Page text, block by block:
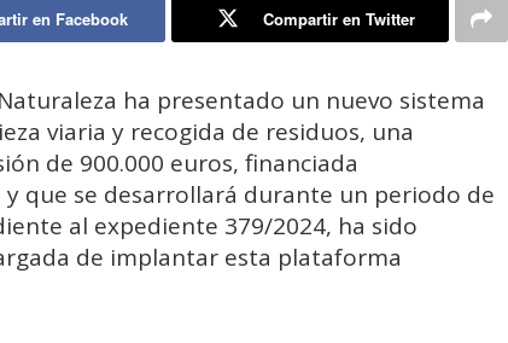
en Facebook Compartir en Twitter
ha presentado un nuevo sistema
viaria y recogida de residuos, una
de 900.000 euros, financiada
que se desarrollará durante un periodo de
al expediente 379/2024, ha sido
de implantar esta plataforma